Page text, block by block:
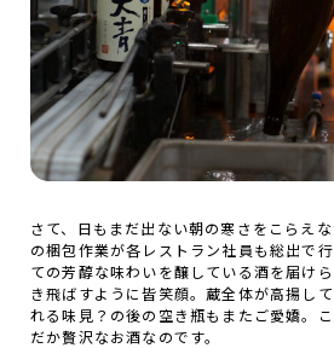
さて、日もまだ出ない朝の寒さをこらえ
の梱包作業が各レストラン社員も総出で
ての芳醇な味わいを醸している酒を届け
き飛ばすように皆笑顔。蔵全体が高揚し
れる味見？の後の空き瓶もまたご愛嬌。
だか贅沢なお酒なのです。